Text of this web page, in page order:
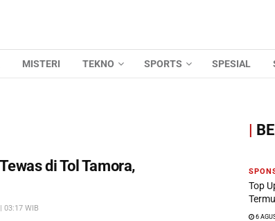
MISTERI TEKNO SPORTS SPESIAL
di Tol Tamora,
03:17 WIB
|
Top
6